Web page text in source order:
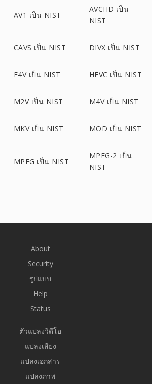
AV1 เป็น NIST
AVCHD เป็น
NIST
CAVS เป็น NIST DIVX เป็น NIST
F4V เป็น NIST HEVC เป็น NIST
M2V เป็น NIST M4V เป็น NIST
MKV เป็น NIST MOD เป็น NIST
MPEG เป็น NIST
MPEG-2 เป็น
NIST
About
Security
รูปแบบ
Help
Status
ตัวแปลงวิดีโอ
แปลงเสียง
แปลงเอกสาร
แปลงภาพ